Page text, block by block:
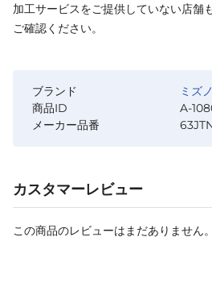
加工サービスをご提供していない店舗
ご確認ください。
ブランド
ミズノ
商品ID
A-
メーカー品番
カスタマーレビュー
この商品のレビューはまだありません。